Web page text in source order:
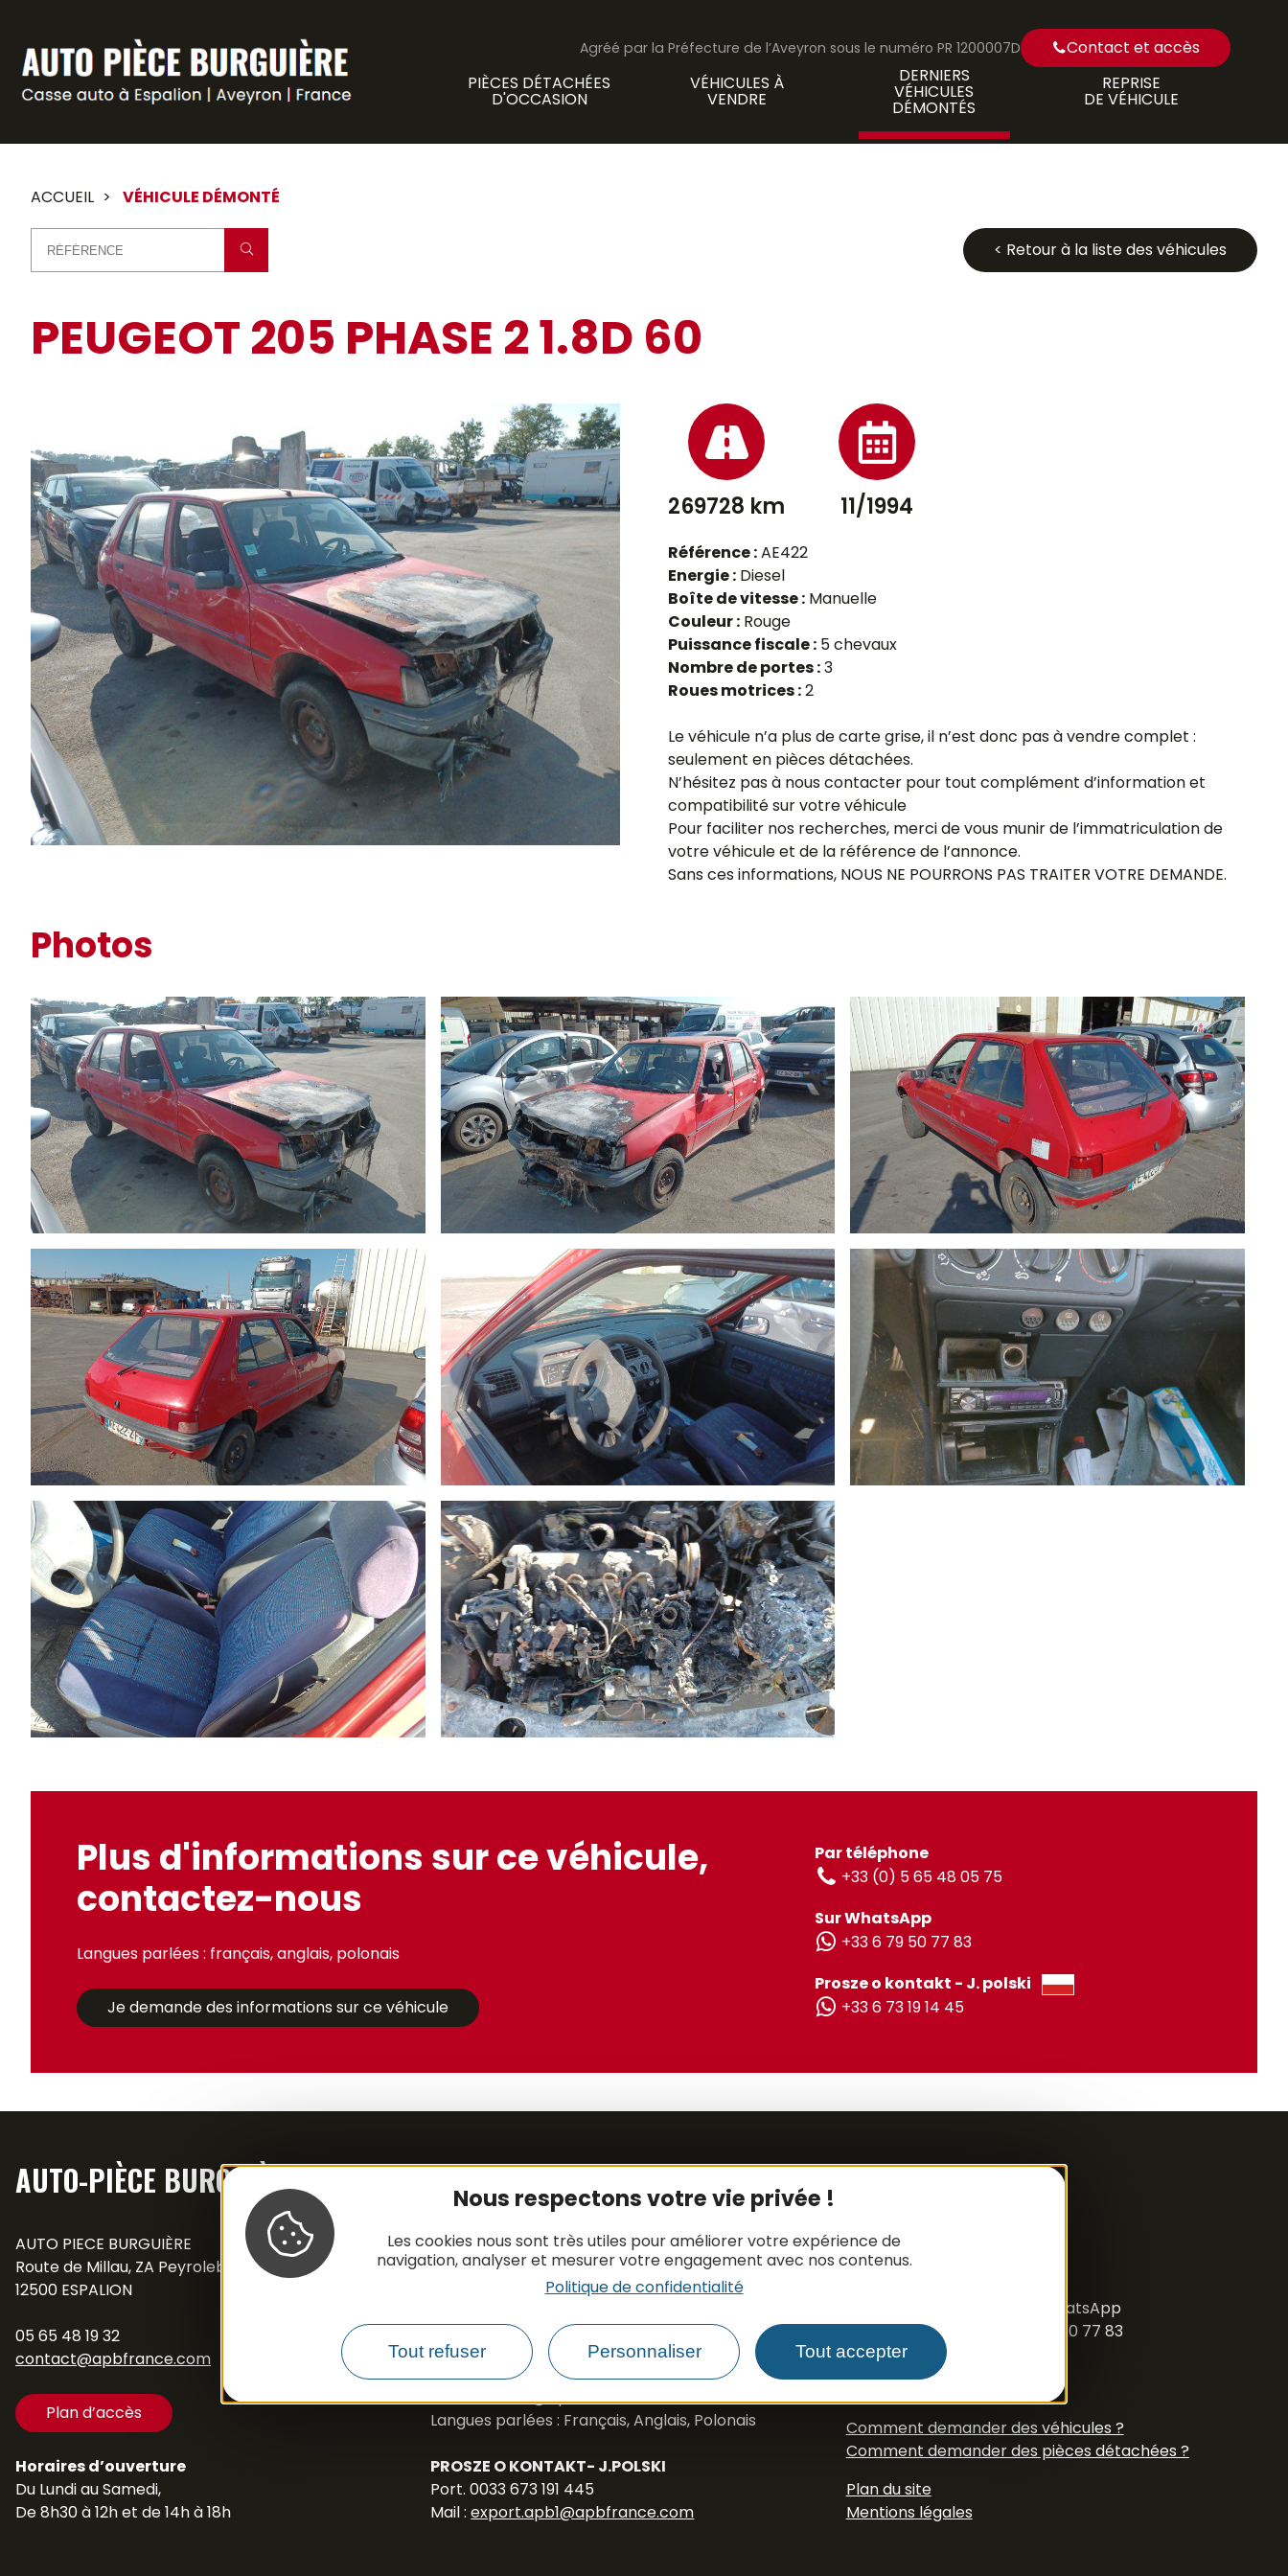
Nous respectons votre vie privée !
Les cookies nous sont très utiles pour améliorer votre expérience de
navigation, analyser et mesurer votre engagement avec nos contenus.
Politique de confidentialité
Tout refuser Personnaliser Tout accepter
Agréé par la Préfecture de l’Aveyron sous le numéro PR 1200007D
Contact et accès
PIÈCES DÉTACHÉES
D'OCCASION
VÉHICULES À
VENDRE
DERNIERS
VÉHICULES
DÉMONTÉS
REPRISE
DE VÉHICULE
ACCUEIL VÉHICULE DÉMONTÉ
< Retour à la liste des véhicules
PEUGEOT 205 PHASE 2 1.8D 60
269728 km 11/1994
Référence :AE422
Energie : Diesel
Boîte de vitesse : Manuelle
Couleur : Rouge
Puissance fiscale : 5 chevaux
Nombre de portes :3
Roues motrices :2
Le véhicule n’a plus de carte grise, il n’est donc pas à vendre complet :
seulement en pièces détachées.
N’hésitez pas à nous contacter pour tout complément d’information et
compatibilité sur votre véhicule
Pour faciliter nos recherches, merci de vous munir de l’immatriculation de
votre véhicule et de la référence de l’annonce.
Sans ces informations, NOUS NE POURRONS PAS TRAITER VOTRE DEMANDE.
Photos
Plus d'informations sur ce véhicule,
contactez-nous
Langues parlées : français, anglais, polonais
Je demande des informations sur ce véhicule
Par téléphone
+33 (0) 5 65 48 05 75
Sur WhatsApp
+33 6 79 50 77 83
Prosze o kontakt - J. polski
+33 6 73 19 14 45
AUTO-PIÈCE BURGUIÈRE
AUTO PIECE BURGUIÈRE
Route de Millau, ZA Peyrolebade
12500 ESPALION
05 65 48 19 32
contact@apbfrance.com
Plan d’accès
Horaires d’ouverture
Du Lundi au Samedi,
De 8h30 à 12h et de 14h à 18h
Pièces détachées
Tél. +33 (0)5 65 48 19 32
Mail :contact@apbfrance.com
Tél. +33 (0)5 65 48 05 75
Tél. +33 (0)5 65 48 37 97
Port. +33 (0)6 79 50 77 83
Mail :vehicule@apbfrance.com
Langues parlées : Français, Anglais, Polonais
PROSZE O KONTAKT- J.POLSKI
Port. 0033 673 191 445
Mail :export.apb1@apbfrance.com
N° Tél WhatsApp
+33 6 79 50 77 83
Comment demander des véhicules ?
Comment demander des pièces détachées ?
Plan du site
Mentions légales